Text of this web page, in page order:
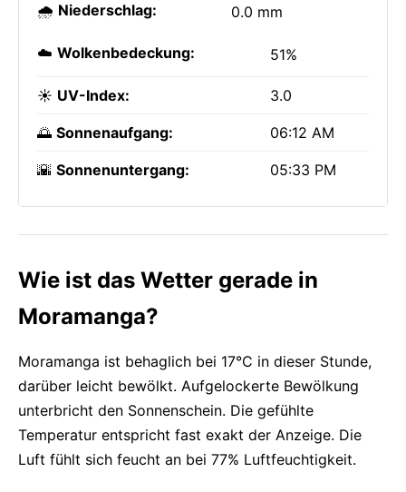
🌧️ Niederschlag: 0.0 mm
☁️ Wolkenbedeckung: 51%
☀️ UV-Index: 3.0
🌅 Sonnenaufgang: 06:12 AM
🌇 Sonnenuntergang: 05:33 PM
Wie ist das Wetter gerade in
Moramanga?
Moramanga ist behaglich bei 17°C in dieser Stunde,
darüber leicht bewölkt. Aufgelockerte Bewölkung
unterbricht den Sonnenschein. Die gefühlte
Temperatur entspricht fast exakt der Anzeige. Die
Luft fühlt sich feucht an bei 77% Luftfeuchtigkeit.